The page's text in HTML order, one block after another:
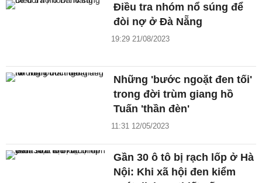
Điều tra nhóm nổ súng để
đòi nợ ở Đà Nẵng
19:29 21/08/2023
Những 'bước ngoặt đen tối'
trong đời trùm giang hồ
Tuấn 'thần đèn'
11:31 12/05/2023
Gần 30 ô tô bị rạch lốp ở Hà
Nội: Khi xã hội đen kiểm